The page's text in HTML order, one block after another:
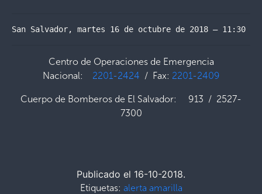
San Salvador, martes 16 de octubre de 2018 – 11:30
Centro de Operaciones de Emergencia
Nacional: 2201-2424 / Fax: 2201-2409
Cuerpo de Bomberos de El Salvador: 913 / 2527-
7300
Publicado el 16-10-2018.
Etiquetas: alerta amarilla